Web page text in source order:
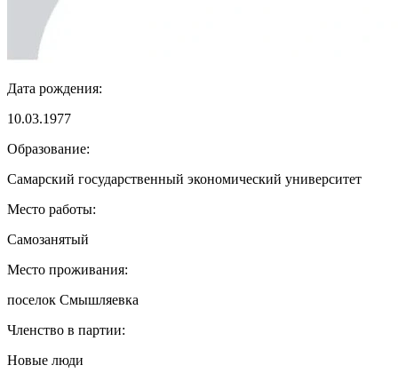
Дата рождения:
10.03.1977
Образование:
Самарский государственный экономический университет
Место работы:
Самозанятый
Место проживания:
поселок Смышляевка
Членство в партии:
Новые люди